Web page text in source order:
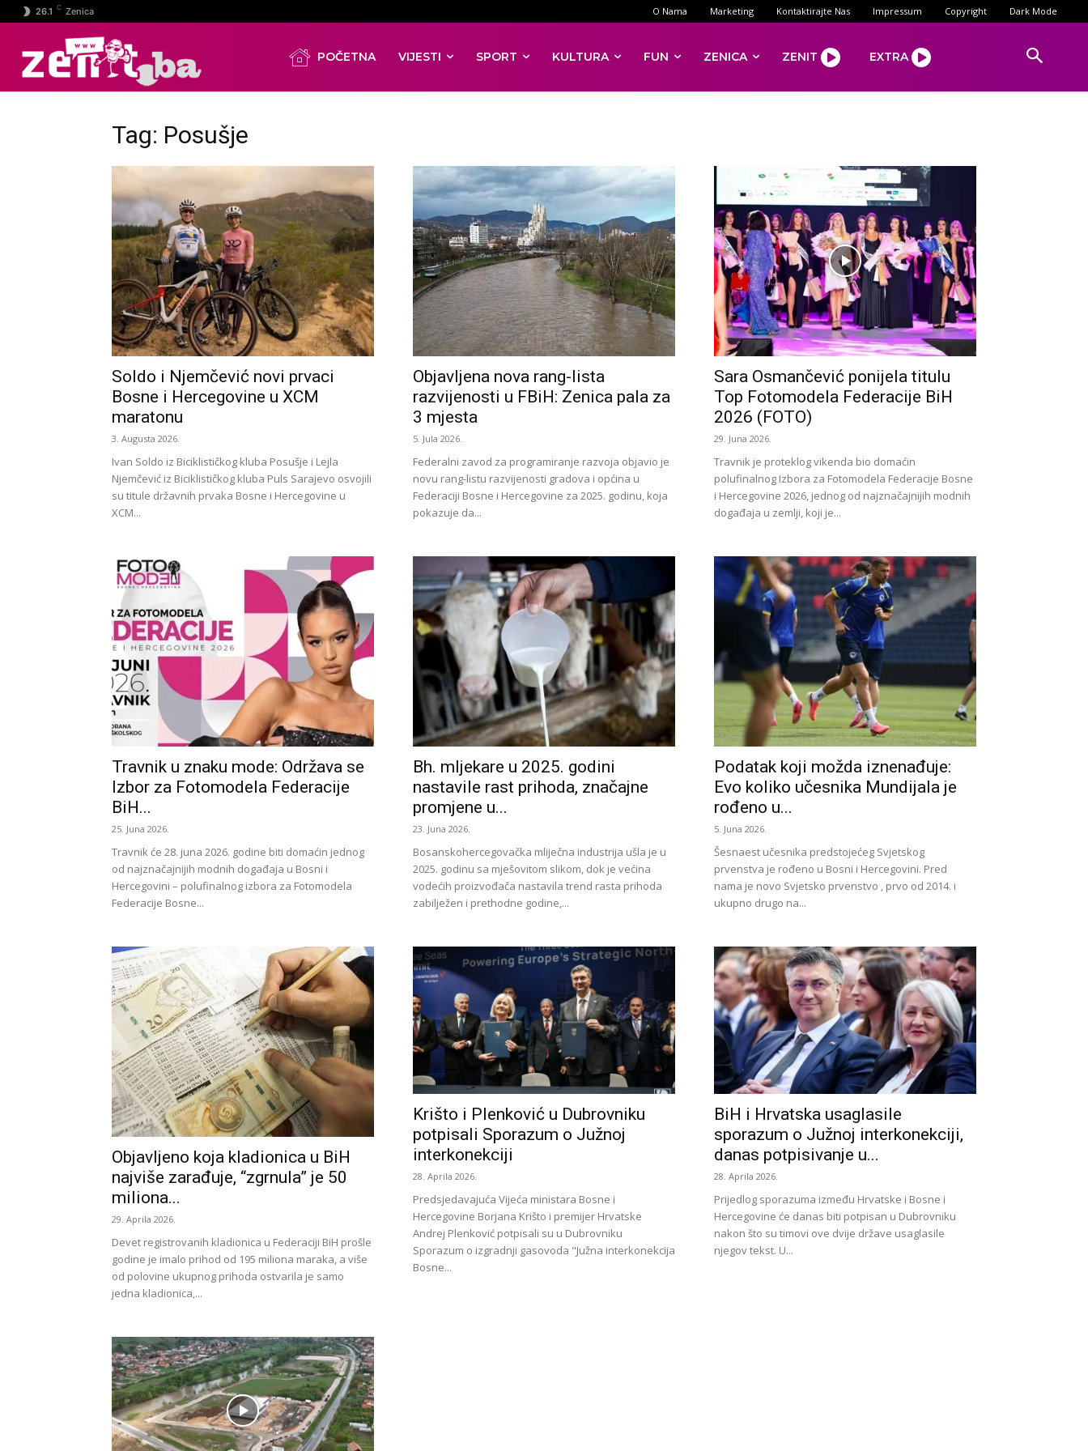
26.1 C Zenica O Nama Marketing Kontaktirajte Nas Impressum Copyright Dark Mode
POČETNA VIJESTI SPORT KULTURA FUN ZENICA ZENIT EXTRA
Tag: Posušje
Soldo i Njemčević novi prvaci
Bosne i Hercegovine u XCM
maratonu
3. Augusta 2026.
Ivan Soldo iz Biciklističkog kluba Posušje i Lejla
Njemčević iz Biciklističkog kluba Puls Sarajevo osvojili
su titule državnih prvaka Bosne i Hercegovine u
XCM...
Objavljena nova rang-lista
razvijenosti u FBiH: Zenica pala za
3 mjesta
5. Jula 2026.
Federalni zavod za programiranje razvoja objavio je
novu rang-listu razvijenosti gradova i općina u
Federaciji Bosne i Hercegovine za 2025. godinu, koja
pokazuje da...
Sara Osmančević ponijela titulu
Top Fotomodela Federacije BiH
2026 (FOTO)
29. Juna 2026.
Travnik je proteklog vikenda bio domaćin
polufinalnog Izbora za Fotomodela Federacije Bosne
i Hercegovine 2026, jednog od najznačajnijih modnih
događaja u zemlji, koji je...
Travnik u znaku mode: Održava se
Izbor za Fotomodela Federacije
BiH...
25. Juna 2026.
Travnik će 28. juna 2026. godine biti domaćin jednog
od najznačajnijih modnih događaja u Bosni i
Hercegovini – polufinalnog izbora za Fotomodela
Federacije Bosne...
Bh. mljekare u 2025. godini
nastavile rast prihoda, značajne
promjene u...
23. Juna 2026.
Bosanskohercegovačka mliječna industrija ušla je u
2025. godinu sa mješovitom slikom, dok je većina
vodećih proizvođača nastavila trend rasta prihoda
zabilježen i prethodne godine,...
Podatak koji možda iznenađuje:
Evo koliko učesnika Mundijala je
rođeno u...
5. Juna 2026.
Šesnaest učesnika predstojećeg Svjetskog
prvenstva je rođeno u Bosni i Hercegovini. Pred
nama je novo Svjetsko prvenstvo , prvo od 2014. i
ukupno drugo na...
Objavljeno koja kladionica u BiH
najviše zarađuje, “zgrnula” je 50
miliona...
29. Aprila 2026.
Devet registrovanih kladionica u Federaciji BiH prošle
godine je imalo prihod od 195 miliona maraka, a više
od polovine ukupnog prihoda ostvarila je samo
jedna kladionica,...
Krišto i Plenković u Dubrovniku
potpisali Sporazum o Južnoj
interkonekciji
28. Aprila 2026.
Predsjedavajuća Vijeća ministara Bosne i
Hercegovine Borjana Krišto i premijer Hrvatske
Andrej Plenković potpisali su u Dubrovniku
Sporazum o izgradnji gasovoda "Južna interkonekcija
Bosne...
BiH i Hrvatska usaglasile
sporazum o Južnoj interkonekciji,
danas potpisivanje u...
28. Aprila 2026.
Prijedlog sporazuma između Hrvatske i Bosne i
Hercegovine će danas biti potpisan u Dubrovniku
nakon što su timovi ove dvije države usaglasile
njegov tekst. U...